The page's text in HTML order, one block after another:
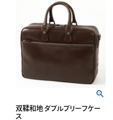
双鞣和地 ダブルブリーフケー
ス